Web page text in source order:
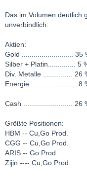
Das im Volumen deutlich
unverbindlich:
Aktien:
Gold .......................... 35
Silber + Platin.............. 5
Div. Metalle ............... 26
Energie ....................... 8
Cash ......................... 26
Größte Positionen:
HBM -- Cu,Go Prod.
CGG -- Cu,Go Prod.
ARIS -- Go Prod.
Zijin ---- Cu,Go Prod.